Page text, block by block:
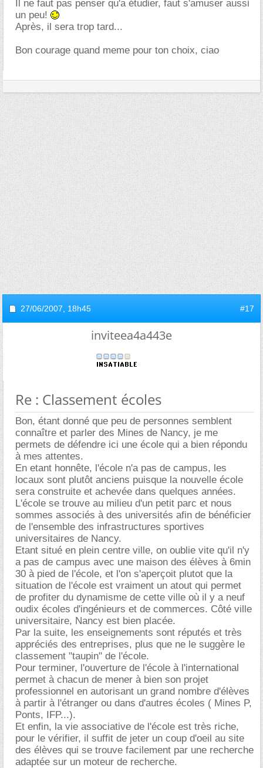
Il ne faut pas penser qu'a étudier, faut s'amuser aussi
un peu!
Après, il sera trop tard...
Bon courage quand meme pour ton choix, ciao
27/06/2007, 18h45 #17
inviteea4a443e
Re : Classement écoles
Bon, étant donné que peu de personnes semblent
connaître et parler des Mines de Nancy, je me
permets de défendre ici une école qui a bien répondu
à mes attentes.
En etant honnête, l'école n'a pas de campus, les
locaux sont plutôt anciens puisque la nouvelle école
sera construite et achevée dans quelques années.
L'école se trouve au milieu d'un petit parc et nous
sommes associés à des universités afin de bénéficier
de l'ensemble des infrastructures sportives
universitaires de Nancy.
Etant situé en plein centre ville, on oublie vite qu'il n'y
a pas de campus avec une maison des élèves à 6min
30 à pied de l'école, et l'on s'aperçoit plutot que la
situation de l'école est vraiment un atout qui permet
de profiter du dynamisme de cette ville où il y a neuf
oudix écoles d'ingénieurs et de commerces. Côté ville
universitaire, Nancy est bien placée.
Par la suite, les enseignements sont réputés et très
appréciés des entreprises, plus que ne le suggère le
classement "taupin" de l'école.
Pour terminer, l'ouverture de l'école à l'international
permet à chacun de mener à bien son projet
professionnel en autorisant un grand nombre d'élèves
à partir à l'étranger ou dans d'autres écoles ( Mines P,
Ponts, IFP...).
Et enfin, la vie associative de l'école est très riche,
pour le vérifier, il suffit de jeter un coup d'oeil au site
des élèves qui se trouve facilement par une recherche
adaptée sur un moteur de recherche.